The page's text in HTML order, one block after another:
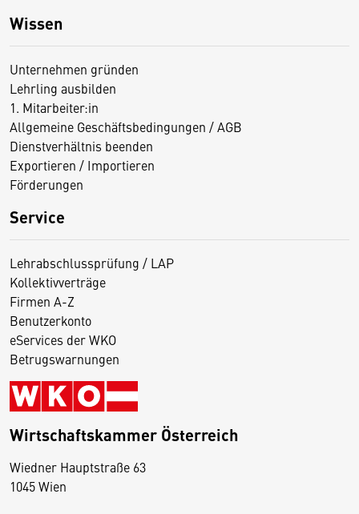
Wissen
Unternehmen gründen
Lehrling ausbilden
1. Mitarbeiter:in
Allgemeine Geschäftsbedingungen / AGB
Dienstverhältnis beenden
Exportieren / Importieren
Förderungen
Service
Lehrabschlussprüfung / LAP
Kollektivverträge
Firmen A-Z
Benutzerkonto
eServices der WKO
Betrugswarnungen
Wirtschaftskammer Österreich
Wiedner Hauptstraße 63
1045 Wien
D